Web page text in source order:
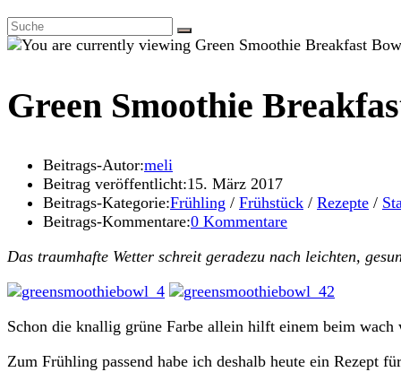
Green Smoothie
Beitrags-Autor:meli
Beitrag veröffentlicht:15. März 2017
Beitrags-Kategorie:Frühling / Frühstück / Rezepte /
Beitrags-Kommentare:0 Kommentare
Das traumhafte Wetter schreit geradezu nach leichten,
Schon die knallig grüne Farbe allein hilft einem beim
Zum Frühling passend habe ich deshalb heute ein Rezept